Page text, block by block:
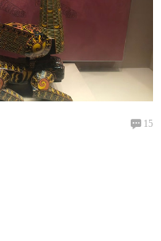
 15